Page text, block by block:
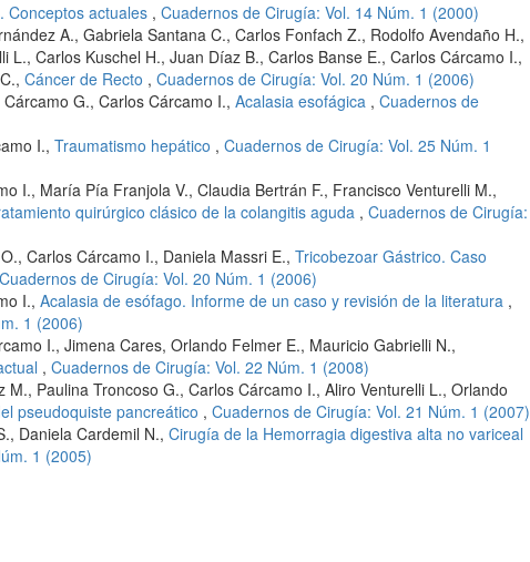
Conceptos actuales , Cuadernos de Cirugía: Vol. 14 Núm. 1 (2000)
A., Gabriela Santana C., Carlos Fonfach Z., Rodolfo Avendaño H.,
L., Carlos Kuschel H., Juan Díaz B., Carlos Banse E., Carlos Cárcamo I.,
Cáncer de Recto , Cuadernos de Cirugía: Vol. 20 Núm. 1 (2006)
G., Carlos Cárcamo I., Acalasia esofágica , Cuadernos de
I., Traumatismo hepático , Cuadernos de Cirugía: Vol. 25 Núm. 1
I., María Pía Franjola V., Claudia Bertrán F., Francisco Venturelli M.,
quirúrgico clásico de la colangitis aguda , Cuadernos de Cirugía:
Carlos Cárcamo I., Daniela Massri E., Tricobezoar Gástrico. Caso
Cuadernos de Cirugía: Vol. 20 Núm. 1 (2006)
I., Acalasia de esófago. Informe de un caso y revisión de la literatura ,
1 (2006)
I., Jimena Cares, Orlando Felmer E., Mauricio Gabrielli N.,
, Cuadernos de Cirugía: Vol. 22 Núm. 1 (2008)
M., Paulina Troncoso G., Carlos Cárcamo I., Aliro Venturelli L., Orlando
pseudoquiste pancreático , Cuadernos de Cirugía: Vol. 21 Núm. 1 (2007)
Daniela Cardemil N., Cirugía de la Hemorragia digestiva alta no variceal
1 (2005)